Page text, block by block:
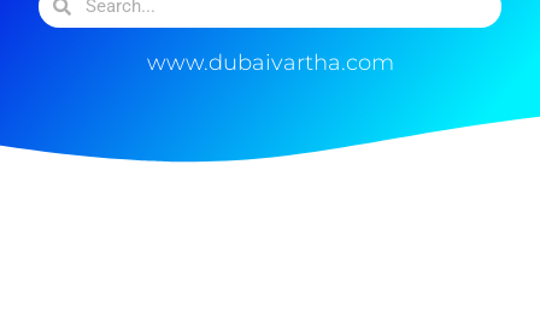
www.dubaivartha.com